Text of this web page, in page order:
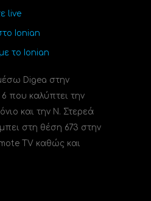
live
Ionian
το Ionian
Digea στην
που καλύπτει την
και την Ν. Στερεά
στη θέση 673 στην
TV καθώς και